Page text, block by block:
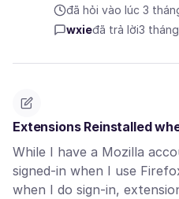
đã hỏi vào lúc 3
wxieđã trả lời3
Extensions Reinstalled
While I have a Mozilla
signed-in when I use
when I do sign-in,